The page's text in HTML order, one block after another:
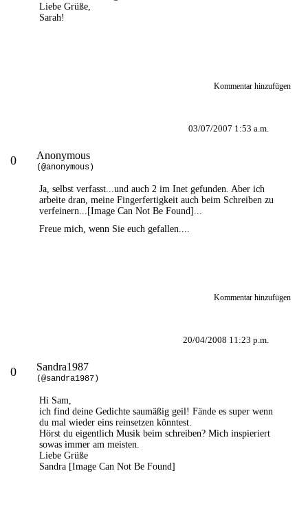
Liebe Grüße,
Sarah!
Kommentar hinzufügen
0
03/07/2007 1:53 a.m.
Anonymous
(@anonymous)
Ja, selbst verfasst...und auch 2 im Inet gefunden. Aber ich
arbeite dran, meine Fingerfertigkeit auch beim Schreiben zu
verfeinern... [Image Can Not Be Found]
Freue mich, wenn Sie euch gefallen....
Kommentar hinzufügen
0
20/04/2008 11:23 p.m.
Sandra1987
(@sandra1987)
Hi Sam,
ich find deine Gedichte saumäßig geil! Fände es super wenn
du mal wieder eins reinsetzen könntest.
Hörst du eigentlich Musik beim schreiben? Mich inspieriert
sowas immer am meisten.
Liebe Grüße
Sandra [Image Can Not Be Found]